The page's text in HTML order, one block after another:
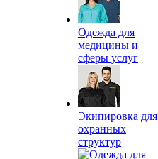
Одежда для
медицины и
сферы услуг
Экипировка для
охранных
структур